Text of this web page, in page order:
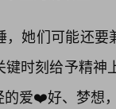
，她们可能还要
时刻给予精
的爱❤️好、梦想